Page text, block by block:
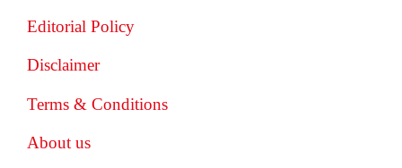
Editorial Policy
Disclaimer
Terms & Conditions
About us